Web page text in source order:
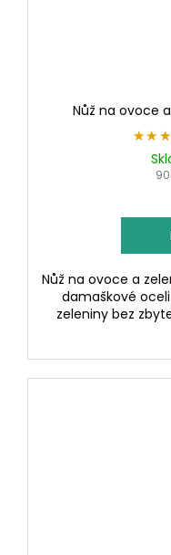
Nůž na ovoce
Nůž na ovoce a
damaškové
zeleniny bez